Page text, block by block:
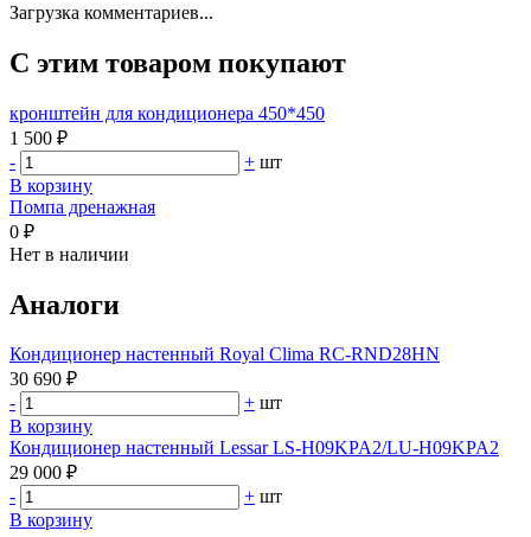
Загрузка комментариев...
С этим товаром покупают
кронштейн для кондиционера 450*450
1 500 ₽
-
+ шт
В корзину
Помпа дренажная
0 ₽
Нет в наличии
Аналоги
Кондиционер настенный Royal Clima RC-RND28HN
30 690 ₽
-
+ шт
В корзину
Кондиционер настенный Lessar LS-H09KPA2/LU-H09KPA2
29 000 ₽
-
+ шт
В корзину